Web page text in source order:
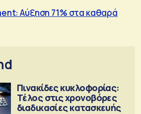
Αύξηση 71% στα καθαρά
Πινακίδες κυκλοφορίας:
Τέλος στις χρονοβόρες
διαδικασίες κατασκευής